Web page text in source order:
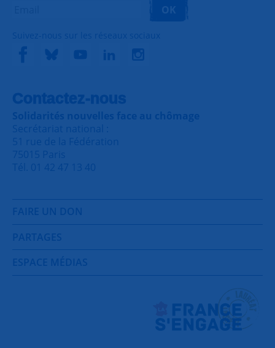
OK
Suivez-nous sur les réseaux sociaux
Contactez-nous
Solidarités nouvelles face au chômage
Secrétariat national :
51 rue de la Fédération
75015 Paris
Tél. 01 42 47 13 40
FAIRE UN DON
PARTAGES
ESPACE MÉDIAS